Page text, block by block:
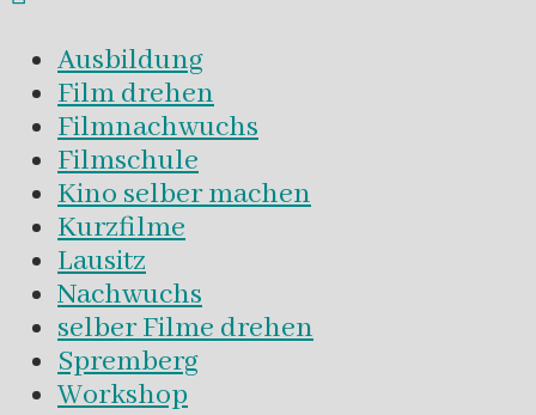
Ausbildung
Film drehen
Filmnachwuchs
Filmschule
Kino selber machen
Kurzfilme
Lausitz
Nachwuchs
selber Filme drehen
Spremberg
Workshop